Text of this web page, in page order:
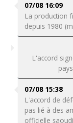
07/08 16:09
La production
depuis 1980
L'accord
07/08 15:38
L'accord de
pas lié à des
officielle